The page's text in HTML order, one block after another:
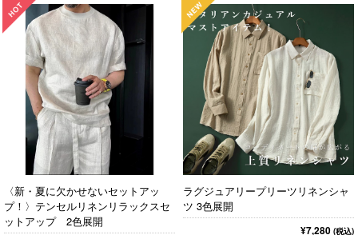
〈新・夏に欠かせないセットアッ
プ！〉テンセルリネンリラックスセ
ットアップ 2色展開
ラグジュアリープリーツリネンシャ
ツ 3色展開
¥7,280 (税込)